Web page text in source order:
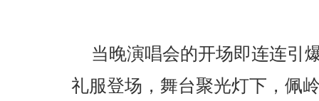
当晚演唱会的开场即连连引
礼服登场，舞台聚光灯下，佩